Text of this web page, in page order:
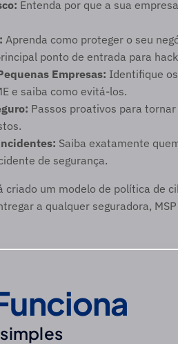
Entenda por que a sua
Aprenda como proteger o seu
ponto de entrada para
Empresas: Identifique
e saiba como evitá-los.
Passos proativos para
Saiba exatamente
de segurança.
criado um modelo de política de
a qualquer seguradora,